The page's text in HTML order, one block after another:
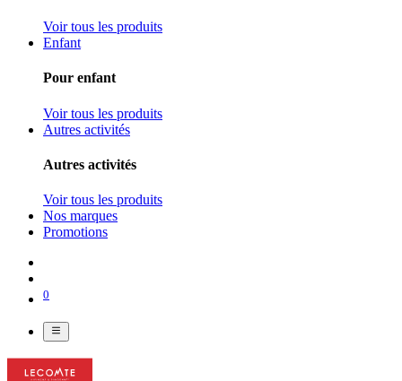
Voir tous les produits
Enfant
Pour enfant
Voir tous les produits
Autres activités
Autres activités
Voir tous les produits
Nos marques
Promotions
0